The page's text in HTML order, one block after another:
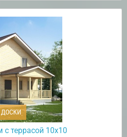
ДОСКИ
террасой 10х10